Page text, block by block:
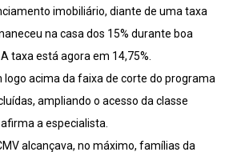
imobiliário, diante de uma taxa
na casa dos 15% durante boa
taxa está agora em 14,75%.
logo acima da faixa de corte do programa
ampliando o acesso da classe
a especialista.
alcançava, no máximo, famílias da